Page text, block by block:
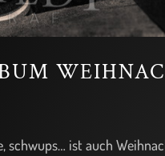
schwups… ist auch